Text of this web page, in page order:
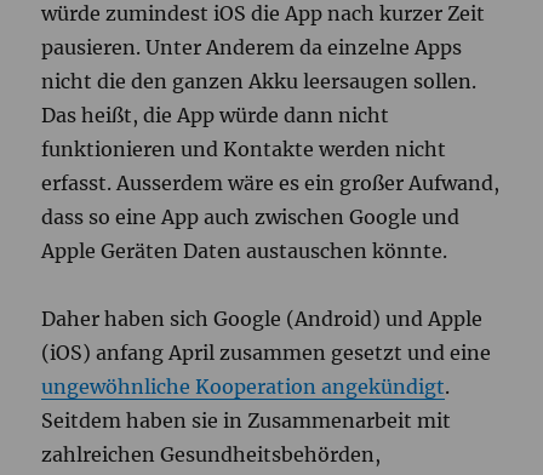
würde zumindest iOS die App nach kurzer Zeit
pausieren. Unter Anderem da einzelne Apps
nicht die den ganzen Akku leersaugen sollen.
Das heißt, die App würde dann nicht
funktionieren und Kontakte werden nicht
erfasst. Ausserdem wäre es ein großer Aufwand,
dass so eine App auch zwischen Google und
Apple Geräten Daten austauschen könnte.
Daher haben sich Google (Android) und Apple
(iOS) anfang April zusammen gesetzt und eine
ungewöhnliche Kooperation angekündigt.
Seitdem haben sie in Zusammenarbeit mit
zahlreichen Gesundheitsbehörden,